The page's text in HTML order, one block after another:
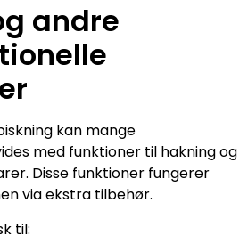
andre
kan mange
med funktioner til hakning og
Disse funktioner fungerer
via ekstra tilbehør.
til: